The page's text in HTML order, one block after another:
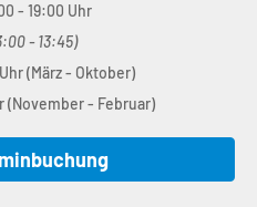
- 19:00 Uhr
- 13:45)
(März - Oktober)
(November - Februar)